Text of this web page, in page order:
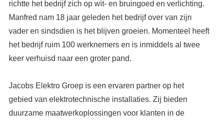
richtte het bedrijf zich op wit- en bruingoed en verlichting.
Manfred nam 18 jaar geleden het bedrijf over van zijn
vader en sindsdien is het blijven groeien. Momenteel heeft
het bedrijf ruim 100 werknemers en is inmiddels al twee
keer verhuisd naar een groter pand.
Jacobs Elektro Groep is een ervaren partner op het
gebied van elektrotechnische installaties. Zij bieden
duurzame maatwerkoplossingen voor klanten in de